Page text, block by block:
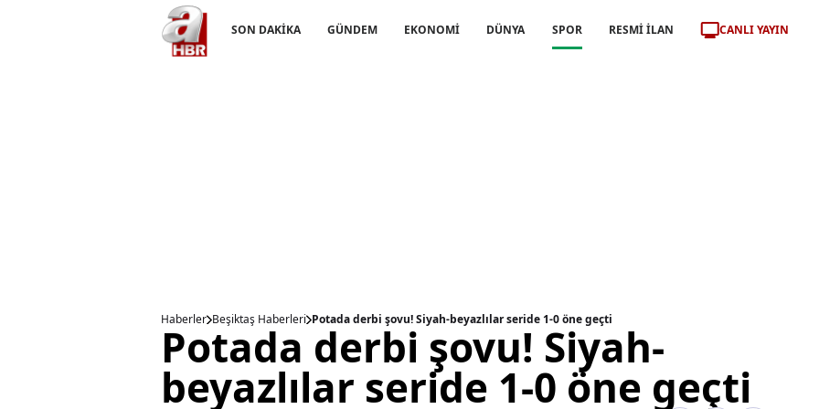
SON DAKİKA GÜNDEM EKONOMİ DÜNYA SPOR RESMİ İLAN CANLI YAYIN
Haberler Beşiktaş Haberleri Potada derbi şovu! Siyah-beyazlılar seride 1-0 öne geçti
Potada derbi şovu! Siyah-
beyazlılar seride 1-0 öne geçti